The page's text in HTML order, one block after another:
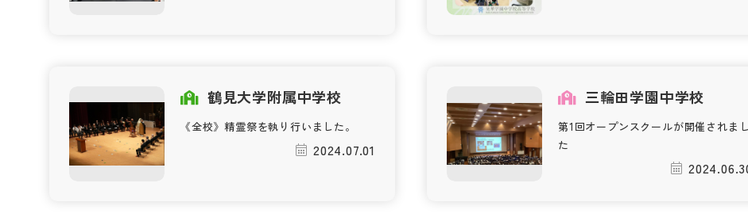
鶴見大学附属中学校
《全校》精霊祭を執り行いました。
2024.07.01
三輪田学園中学校
第1回オープンスクールが開催されまし
た